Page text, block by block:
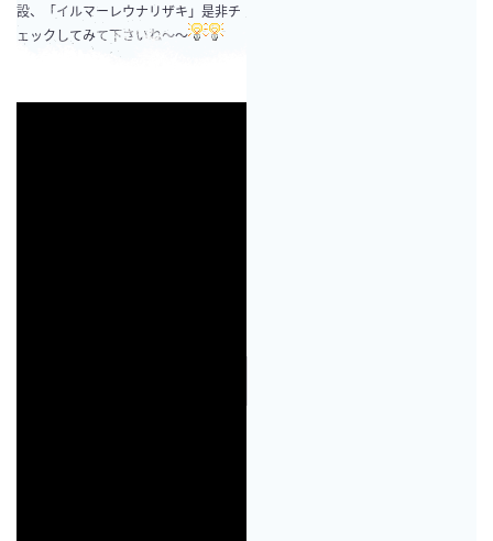
設、「イルマーレウナリザキ」是非チ
ェックしてみて下さいね～～